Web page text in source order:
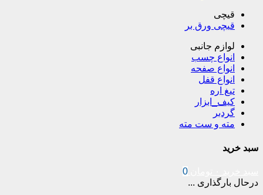
قیچی
قیچی ورق بر
لوازم جانبی
انواع چسب
انواع صفحه
انواع قفل
تیغ اره
کیف_ابزار
گردبر
مته و ست مته
سبد خرید
0
درحال بارگذاری ...